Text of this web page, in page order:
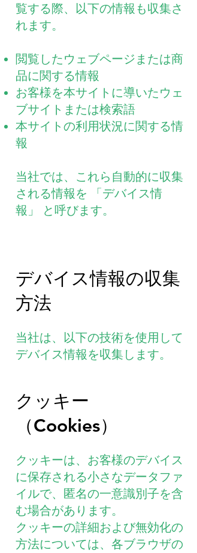
覧する際、以下の情報も収集さ
れます。
閲覧したウェブページまたは商
品に関する情報
お客様を本サイトに導いたウェ
ブサイトまたは検索語
本サイトの利用状況に関する情
報
当社では、これら自動的に収集
される情報を 「デバイス情
報」 と呼びます。
デバイス情報の収集
方法
当社は、以下の技術を使用して
デバイス情報を収集します。
クッキー
（Cookies）
クッキーは、お客様のデバイス
に保存される小さなデータファ
イルで、匿名の一意識別子を含
む場合があります。
クッキーの詳細および無効化の
方法については、各ブラウザの